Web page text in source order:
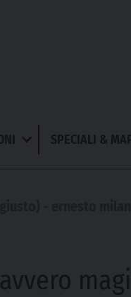
Apri
Menu
SPECIALI &